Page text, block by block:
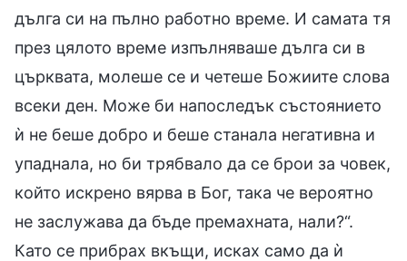
дълга си на пълно работно време. И самата тя
през цялото време изпълняваше дълга си в
църквата, молеше се и четеше Божиите слова
всеки ден. Може би напоследък състоянието
ѝ не беше добро и беше станала негативна и
упаднала, но би трябвало да се брои за човек,
който искрено вярва в Бог, така че вероятно
не заслужава да бъде премахната, нали?“.
Като се прибрах вкъщи, исках само да ѝ